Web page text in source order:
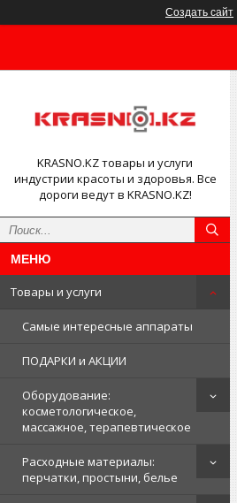
Создать сайт
KRASNO.KZ товары и услуги
индустрии красоты и здоровья. Все
дороги ведут в KRASNO.KZ!
Товары и услуги
Самые интересные аппараты
ПОДАРКИ и АКЦИИ
Оборудование:
косметологическое,
массажное, терапевтическое
Расходные материалы:
перчатки, простыни, белье